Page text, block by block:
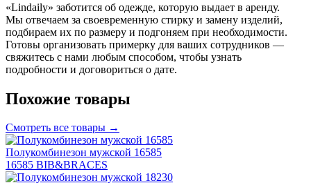
«Lindaily» заботится об одежде, которую выдает в аренду.
Мы отвечаем за своевременную стирку и замену изделий,
подбираем их по размеру и подгоняем при необходимости.
Готовы организовать примерку для ваших сотрудников —
свяжитесь с нами любым способом, чтобы узнать
подробности и договориться о дате.
Похожие товары
Смотреть все товары →
Полукомбинезон мужской 16585
16585 BIB&BRACES